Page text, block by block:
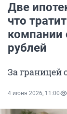
Две
что
компании
рублей
За границей
4 июня 2026, 11:00